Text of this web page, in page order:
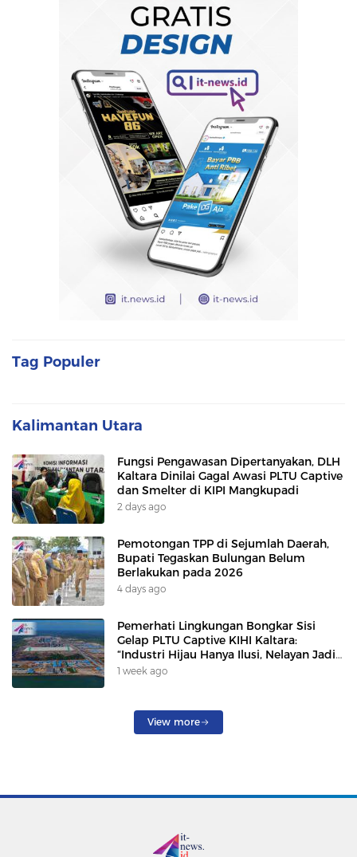
Tag Populer
Kalimantan Utara
Fungsi Pengawasan Dipertanyakan, DLH
Kaltara Dinilai Gagal Awasi PLTU Captive
dan Smelter di KIPI Mangkupadi
2 days ago
Pemotongan TPP di Sejumlah Daerah,
Bupati Tegaskan Bulungan Belum
Berlakukan pada 2026
4 days ago
Pemerhati Lingkungan Bongkar Sisi
Gelap PLTU Captive KIHI Kaltara:
“Industri Hijau Hanya Ilusi, Nelayan Jadi
Korban”
1 week ago
View more